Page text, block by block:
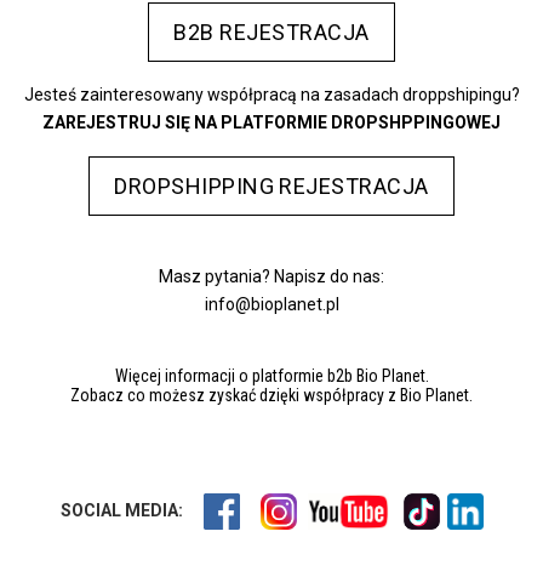
B2B REJESTRACJA
Jesteś zainteresowany współpracą na zasadach droppshipingu?
ZAREJESTRUJ SIĘ NA PLATFORMIE DROPSHPPINGOWEJ
DROPSHIPPING REJESTRACJA
Masz pytania? Napisz do nas:
info@bioplanet.pl
Więcej informacji o platformie b2b Bio Planet.
Zobacz co możesz zyskać dzięki współpracy z Bio Planet.
SOCIAL MEDIA: